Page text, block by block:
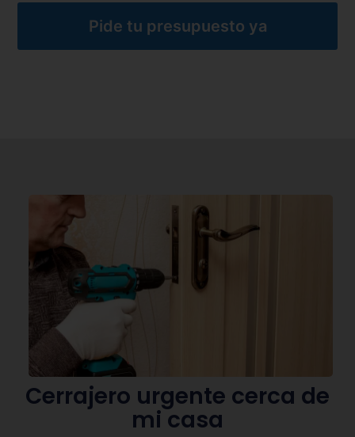
Pide tu presupuesto ya
Cerrajero urgente cerca de
mi casa